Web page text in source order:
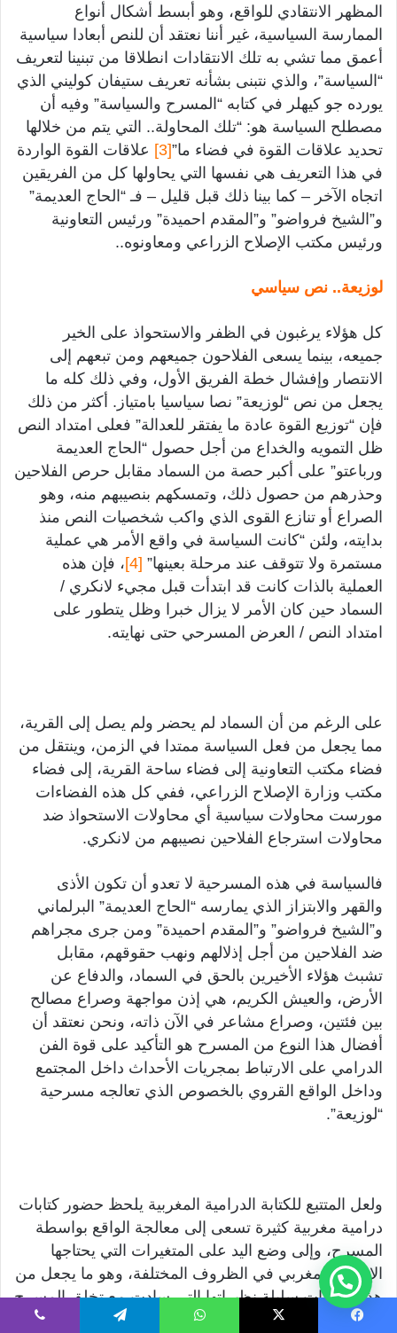
المظهر الانتقادي للواقع، وهو أبسط أشكال أنواع
الممارسة السياسية، غير أننا نعتقد أن للنص أبعادا سياسية
أعمق مما تشي به تلك الانتقادات انطلاقا من تبنينا لتعريف
“السياسة”، والذي نتبنى بشأنه تعريف ستيفان كوليني الذي
يورده جو كيهلر في كتابه “المسرح والسياسة” وفيه أن
مصطلح السياسة هو: “تلك المحاولة.. التي يتم من خلالها
تحديد علاقات القوة في فضاء ما”[3]
علاقات القوة الواردة
في هذا التعريف هي نفسها التي يحاولها كل من الفريقين
اتجاه الآخر – كما بينا ذلك قبل قليل – فـ “الحاج العديمة”
و”الشيخ فرواضو” و”المقدم احميدة” ورئيس التعاونية
ورئيس مكتب الإصلاح الزراعي ومعاونوه..
لوزيعة.. نص سياسي
كل هؤلاء يرغبون في الظفر والاستحواذ على الخير
جميعه، بينما يسعى الفلاحون جميعهم ومن تبعهم إلى
الانتصار وإفشال خطة الفريق الأول، وفي ذلك كله ما
يجعل من نص “لوزيعة” نصا سياسيا بامتياز. أكثر من ذلك
فإن “توزيع القوة عادة ما يفتقر للعدالة” فعلى امتداد النص
ظل التمويه والخداع من أجل حصول “الحاج العديمة
ورباعتو” على أكبر حصة من السماد مقابل حرص الفلاحين
وحذرهم من حصول ذلك، وتمسكهم بنصيبهم منه، وهو
الصراع أو تنازع القوى الذي واكب شخصيات النص منذ
بدايته، ولئن “كانت السياسة في واقع الأمر هي عملية
مستمرة ولا تتوقف عند مرحلة بعينها” [4]
، فإن هذه
العملية بالذات كانت قد ابتدأت قبل مجيء لانكري /
السماد حين كان الأمر لا يزال خبرا وظل يتطور على
امتداد النص / العرض المسرحي حتى نهايته.
على الرغم من أن السماد لم يحضر ولم يصل إلى القرية،
مما يجعل من فعل السياسة ممتدا في الزمن، وينتقل من
فضاء مكتب التعاونية إلى فضاء ساحة القرية، إلى فضاء
مكتب وزارة الإصلاح الزراعي، ففي كل هذه الفضاءات
مورست محاولات سياسية أي محاولات الاستحواذ ضد
محاولات استرجاع الفلاحين نصيبهم من لانكري.
فالسياسة في هذه المسرحية لا تعدو أن تكون الأذى
والقهر والابتزاز الذي يمارسه “الحاج العديمة” البرلماني
و”الشيخ فرواضو” و”المقدم احميدة” ومن جرى مجراهم
ضد الفلاحين من أجل إذلالهم ونهب حقوقهم، مقابل
تشبث هؤلاء الأخيرين بالحق في السماد، والدفاع عن
الأرض، والعيش الكريم، هي إذن مواجهة وصراع مصالح
بين فئتين، وصراع مشاعر في الآن ذاته، ونحن نعتقد أن
أفضال هذا النوع من المسرح هو التأكيد على قوة الفن
الدرامي على الارتباط بمجريات الأحداث داخل المجتمع
وداخل الواقع القروي بالخصوص الذي تعالجه مسرحية
“لوزيعة”.
ولعل المتتبع للكتابة الدرامية المغربية يلحظ حضور كتابات
درامية مغربية كثيرة تسعى إلى معالجة الواقع بواسطة
المسرح، وإلى وضع اليد على المتغيرات التي يحتاجها
الإنسان المغربي في الظروف المختلفة، وهو ما يجعل من
هذه الكتابات سليلة نظيراتها التي سادت مع تخلق المسرح
المغربي ونشأته، لأنها كتابات تحمل نبض الناس البسطاء